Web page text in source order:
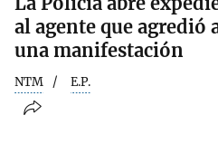
al agente que agredió
una manifestación
NTM E.P.